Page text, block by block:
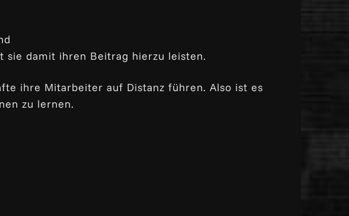
sie damit ihren Beitrag hierzu leisten.
ihre Mitarbeiter auf Distanz führen. Also ist es
zu lernen.